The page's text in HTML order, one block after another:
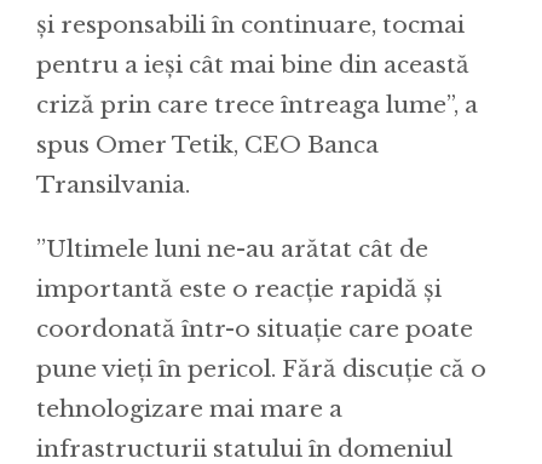
și responsabili în continuare, tocmai
pentru a ieși cât mai bine din această
criză prin care trece întreaga lume”, a
spus Omer Tetik, CEO Banca
Transilvania.
’’Ultimele luni ne-au arătat cât de
importantă este o reacție rapidă și
coordonată într-o situație care poate
pune vieți în pericol. Fără discuție că o
tehnologizare mai mare a
infrastructurii statului în domeniul